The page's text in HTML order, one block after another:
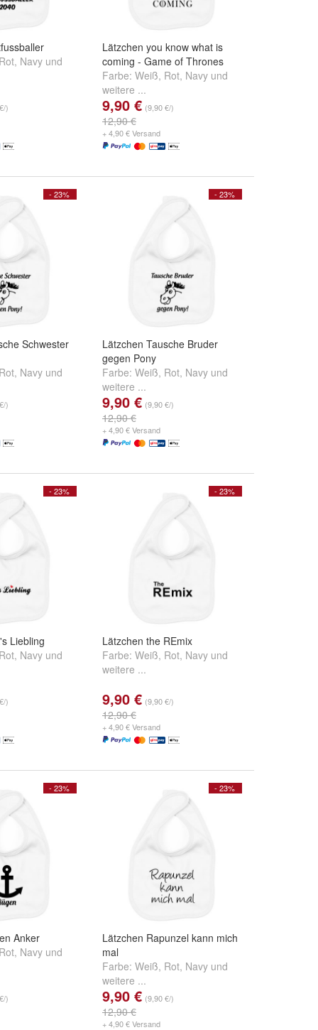
Rot, Navy und
)
Lätzchen you know what is
coming - Game of Thrones
Farbe: Weiß, Rot, Navy und
weitere ...
9,90 € (9,90 €/)
12,90 €
+ 4,90 € Versand
- 23%
Schwester
Rot, Navy und
)
- 23%
Lätzchen Tausche Bruder
gegen Pony
Farbe: Weiß, Rot, Navy und
weitere ...
9,90 € (9,90 €/)
12,90 €
+ 4,90 € Versand
- 23%
Liebling
Rot, Navy und
)
- 23%
Lätzchen the REmix
Farbe: Weiß, Rot, Navy und
weitere ...
9,90 € (9,90 €/)
12,90 €
+ 4,90 € Versand
- 23%
Anker
Rot, Navy und
)
- 23%
Lätzchen Rapunzel kann mich
mal
Farbe: Weiß, Rot, Navy und
weitere ...
9,90 € (9,90 €/)
12,90 €
+ 4,90 € Versand